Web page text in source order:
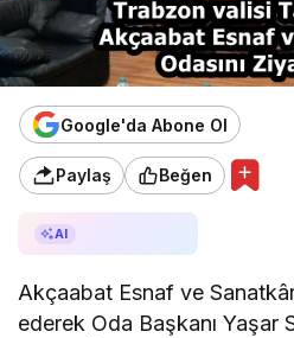
Google'da Abone Ol
Paylaş Beğen
AI
Akçaabat Esnaf ve
ederek Oda Başkanı Yaşar